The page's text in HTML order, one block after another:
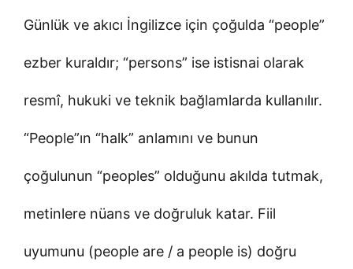
Günlük ve akıcı İngilizce için çoğulda “people”
ezber kuraldır; “persons” ise istisnai olarak
resmî, hukuki ve teknik bağlamlarda kullanılır.
“People”ın “halk” anlamını ve bunun
çoğulunun “peoples” olduğunu akılda tutmak,
metinlere nüans ve doğruluk katar. Fiil
uyumunu (people are / a people is) doğru